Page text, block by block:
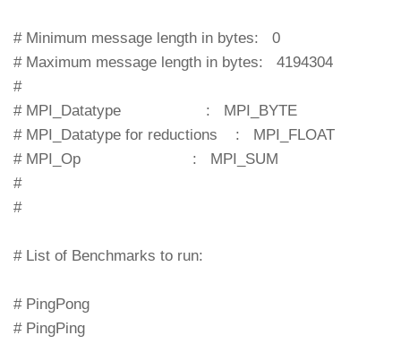
# Minimum message length in bytes: 0
# Maximum message length in bytes: 4194304
#
# MPI_Datatype : MPI_BYTE
# MPI_Datatype for reductions : MPI_FLOAT
# MPI_Op : MPI_SUM
#
#
# List of Benchmarks to run:
# PingPong
# PingPing